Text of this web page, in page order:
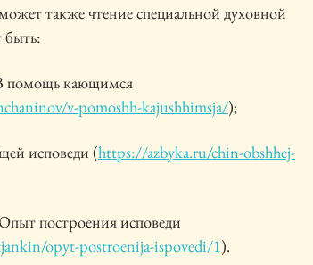
также чтение специальной духовной
быть:
помощь кающимся
v-pomoshh-kajushhimsja/);
исповеди (https://azbyka.ru/chin-obshhej-
построения исповеди
opyt-postroenija-ispovedi/1).